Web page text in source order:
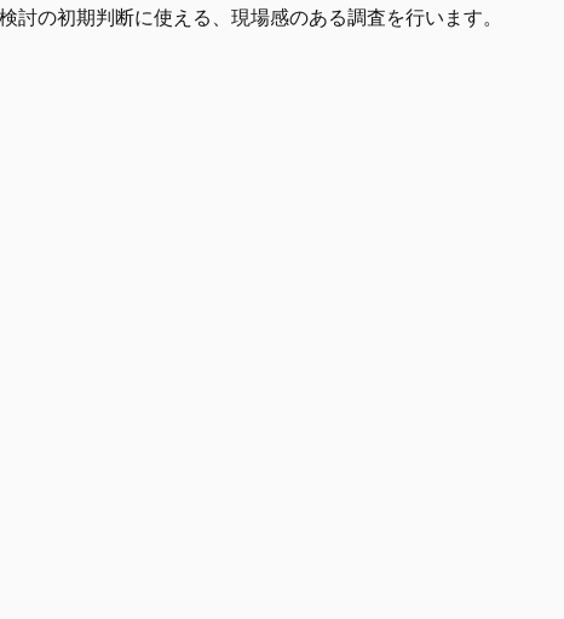
の初期判断に使える、現場感のある調査を行います。